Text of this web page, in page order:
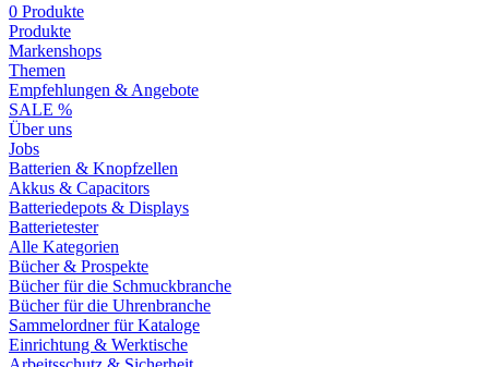
0 Produkte
Produkte
Markenshops
Themen
Empfehlungen & Angebote
SALE %
Über uns
Jobs
Batterien & Knopfzellen
Akkus & Capacitors
Batteriedepots & Displays
Batterietester
Alle Kategorien
Bücher & Prospekte
Bücher für die Schmuckbranche
Bücher für die Uhrenbranche
Sammelordner für Kataloge
Einrichtung & Werktische